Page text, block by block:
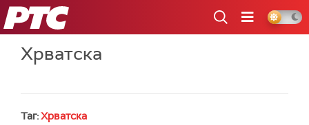
РТС
Хрватска
Таг:Хрватска